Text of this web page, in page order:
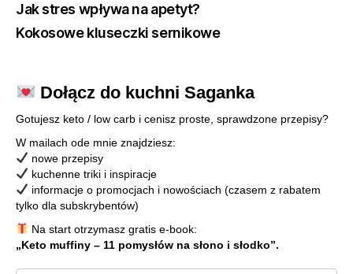
Jak stres wpływa na apetyt?
Kokosowe kluseczki sernikowe
Dołącz do kuchni Saganka
Gotujesz keto / low carb i cenisz proste, sprawdzone przepisy?
W mailach ode mnie znajdziesz:
nowe przepisy
kuchenne triki i inspiracje
informacje o promocjach i nowościach (czasem z rabatem
tylko dla subskrybentów)
Na start otrzymasz gratis e-book:
„Keto muffiny – 11 pomysłów na słono i słodko”.